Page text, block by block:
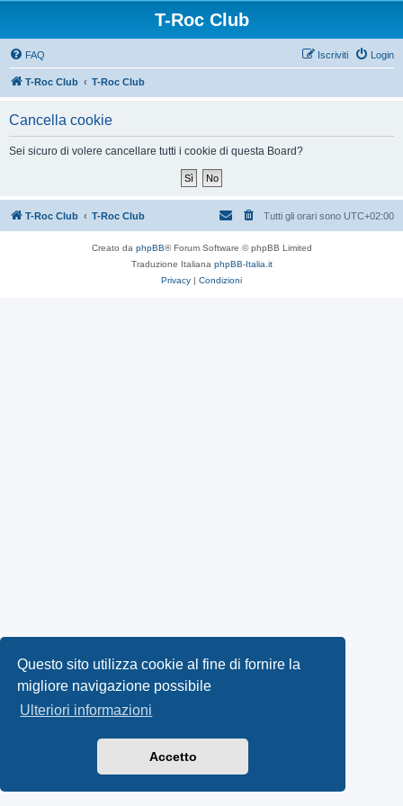
Questo sito utilizza cookie al fine di fornire la
migliore navigazione possibile
Ulteriori informazioni
Accetto
T-Roc Club
FAQ Login
Iscriviti
T-Roc Club T-Roc Club
Cancella cookie
Sei sicuro di volere cancellare tutti i cookie di questa Board?
T-Roc Club T-Roc Club Tutti gli orari sono UTC+02:00
Creato da phpBB® Forum Software © phpBB Limited
Traduzione Italiana phpBB-Italia.it
Privacy | Condizioni